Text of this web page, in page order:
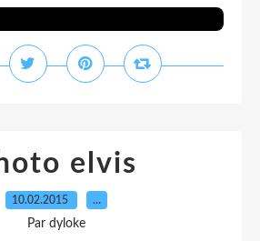
elvis
10.02.2015 …
Par dyloke